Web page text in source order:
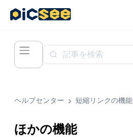
ヘルプセンター 短縮リンクの機能
ほかの機能